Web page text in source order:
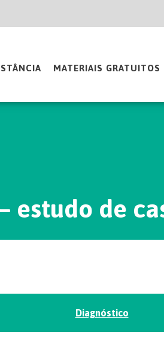
MATERIAIS GRATUITOS
estudo de
Diagnóstico